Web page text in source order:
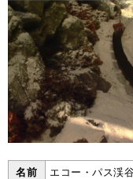
名前 エコー・パス渓